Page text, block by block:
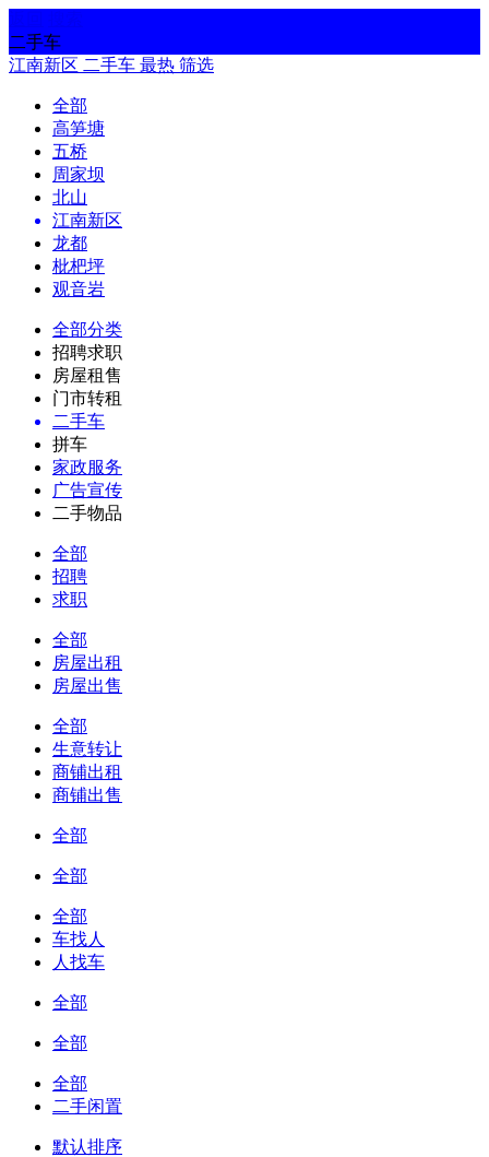
二手车
江南新区 二手车 最热 筛选
全部
高笋塘
五桥
周家坝
北山
江南新区
龙都
枇杷坪
观音岩
全部分类
招聘求职
房屋租售
门市转租
二手车
拼车
家政服务
广告宣传
二手物品
全部
招聘
求职
全部
房屋出租
房屋出售
全部
生意转让
商铺出租
商铺出售
全部
全部
全部
车找人
人找车
全部
全部
全部
二手闲置
默认排序